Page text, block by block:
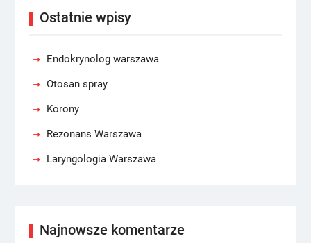
Ostatnie wpisy
Endokrynolog warszawa
Otosan spray
Korony
Rezonans Warszawa
Laryngologia Warszawa
Najnowsze komentarze